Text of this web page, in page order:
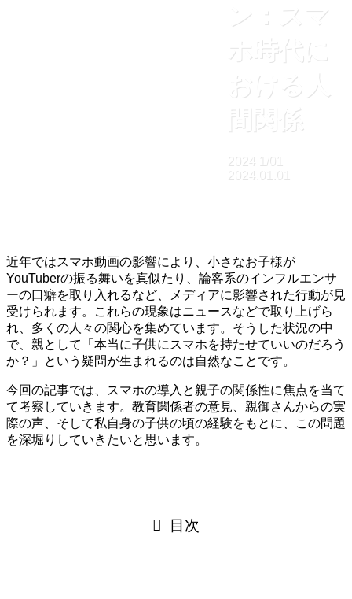
ン：スマ
ホ時代に
おける人
間関係
2024
1/01
2024.01.01
近年ではスマホ動画の影響により、小さなお子様が
YouTuberの振る舞いを真似たり、論客系のインフルエンサ
ーの口癖を取り入れるなど、メディアに影響された行動が見
受けられます。これらの現象はニュースなどで取り上げら
れ、多くの人々の関心を集めています。そうした状況の中
で、親として「本当に子供にスマホを持たせていいのだろう
か？」という疑問が生まれるのは自然なことです。
今回の記事では、スマホの導入と親子の関係性に焦点を当て
て考察していきます。教育関係者の意見、親御さんからの実
際の声、そして私自身の子供の頃の経験をもとに、この問題
を深堀りしていきたいと思います。
目次